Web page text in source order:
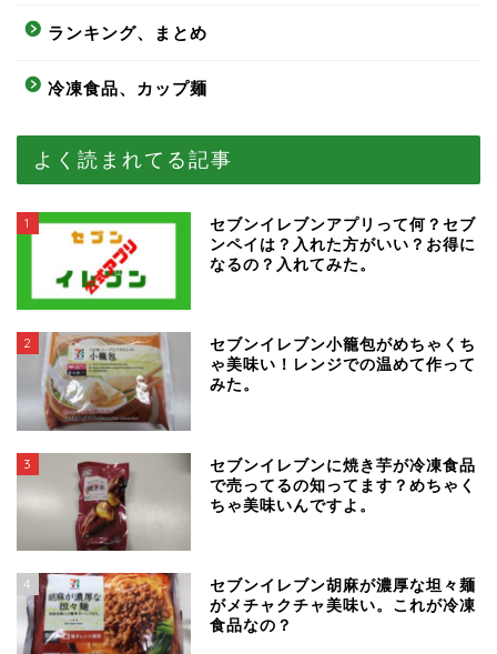
ランキング、まとめ
冷凍食品、カップ麺
よく読まれてる記事
1
セブンイレブンアプリって何？セブ
ンペイは？入れた方がいい？お得に
なるの？入れてみた。
2
セブンイレブン小籠包がめちゃくち
ゃ美味い！レンジでの温めて作って
みた。
3
セブンイレブンに焼き芋が冷凍食品
で売ってるの知ってます？めちゃく
ちゃ美味いんですよ。
4
セブンイレブン胡麻が濃厚な坦々麺
がメチャクチャ美味い。これが冷凍
食品なの？